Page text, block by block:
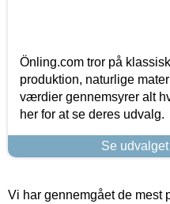
Önling.com tror på
produktion, naturlige
værdier gennemsyrer alt
her for at se deres udvalg.
Se
Vi har gennemgået de